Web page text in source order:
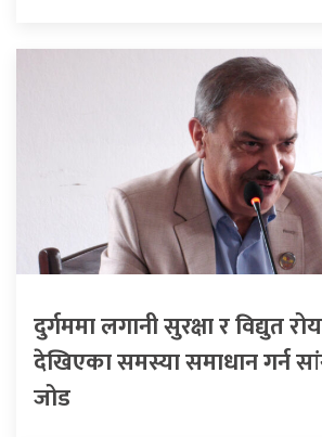
दुर्गममा लगानी सुरक्षा र विद्युत
देखिएका समस्या समाधान गर्न
जोड